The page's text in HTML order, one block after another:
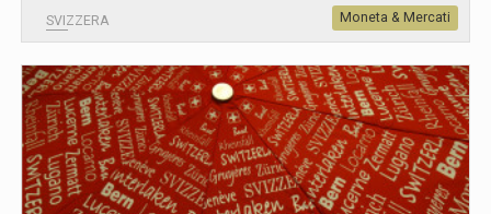
SVIZZERA Moneta & Mercati